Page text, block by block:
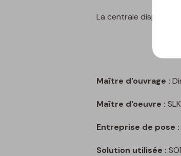
La centrale dispose
Maître d'ouvrage :
Maître d'oeuvre :
Entreprise de pose :
Solution utilisée :